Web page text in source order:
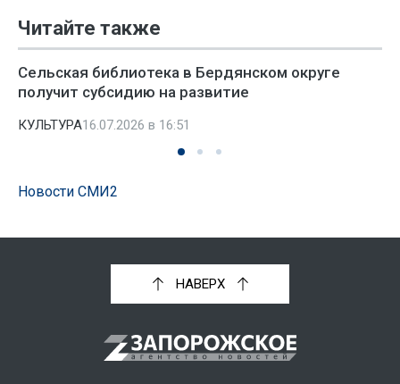
Читайте также
Сельская библиотека в Бердянском округе
получит субсидию на развитие
КУЛЬТУРА16.07.2026 в 16:51
Новости СМИ2
НАВЕРХ